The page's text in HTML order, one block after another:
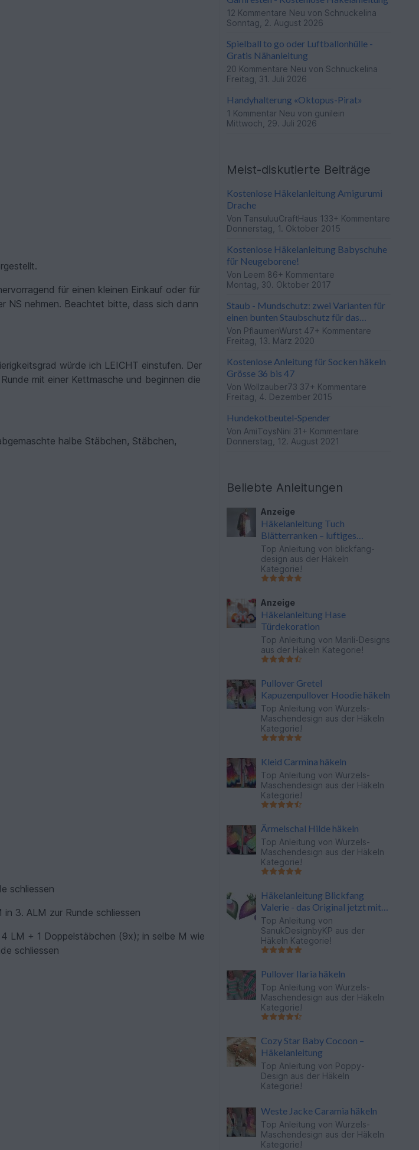
für einen kleinen Einkauf oder für
NS nehmen. Beachtet bitte, dass sich dann
würde ich LEICHT einstufen. Der
mit einer Kettmasche und beginnen die
halbe Stäbchen, Stäbchen,
schliessen
3. ALM zur Runde schliessen
LM + 1 Doppelstäbchen (9x); in selbe M wie
schliessen
12 Kommentare Neu von Schnuckelina
Sonntag, 2. August 2026
Spielball to go oder Luftballonhülle -
Gratis Nähanleitung
20 Kommentare Neu von Schnuckelina
Freitag, 31. Juli 2026
Handyhalterung «Oktopus-Pirat»
1 Kommentar Neu von gunilein
Mittwoch, 29. Juli 2026
Meist-diskutierte Beiträge
Kostenlose Häkelanleitung Amigurumi
Drache
Von TansuluuCraftHaus 133+ Kommentare
Donnerstag, 1. Oktober 2015
Kostenlose Häkelanleitung Babyschuhe
für Neugeborene!
Von Leem 86+ Kommentare
Montag, 30. Oktober 2017
Staub - Mundschutz: zwei Varianten für
einen bunten Staubschutz für das
Gesicht: waschbar und nachhaltig!
Von PflaumenWurst 47+ Kommentare
Freitag, 13. März 2020
Kostenlose Anleitung für Socken häkeln
Grösse 36 bis 47
Von Wollzauber73 37+ Kommentare
Freitag, 4. Dezember 2015
Hundekotbeutel-Spender
Von AmiToysNini 31+ Kommentare
Donnerstag, 12. August 2021
Beliebte Anleitungen
Anzeige
Häkelanleitung Tuch
Blätterranken – luftiges
Häkeltuch im Farbverlauf
Top Anleitung von blickfang-
design aus der Häkeln
Kategorie!
Anzeige
Häkelanleitung Hase
Türdekoration
Top Anleitung von Marili-Designs
aus der Häkeln Kategorie!
Pullover Gretel
Kapuzenpullover Hoodie häkeln
Top Anleitung von Wurzels-
Maschendesign aus der Häkeln
Kategorie!
Kleid Carmina häkeln
Top Anleitung von Wurzels-
Maschendesign aus der Häkeln
Kategorie!
Ärmelschal Hilde häkeln
Top Anleitung von Wurzels-
Maschendesign aus der Häkeln
Kategorie!
Häkelanleitung Blickfang
Valerie - das Original jetzt mit
Video
Top Anleitung von
SanukDesignbyKP aus der
Häkeln Kategorie!
Pullover Ilaria häkeln
Top Anleitung von Wurzels-
Maschendesign aus der Häkeln
Kategorie!
Cozy Star Baby Cocoon –
Häkelanleitung
Top Anleitung von Poppy-
Design aus der Häkeln
Kategorie!
Weste Jacke Caramia häkeln
Top Anleitung von Wurzels-
Maschendesign aus der Häkeln
Kategorie!